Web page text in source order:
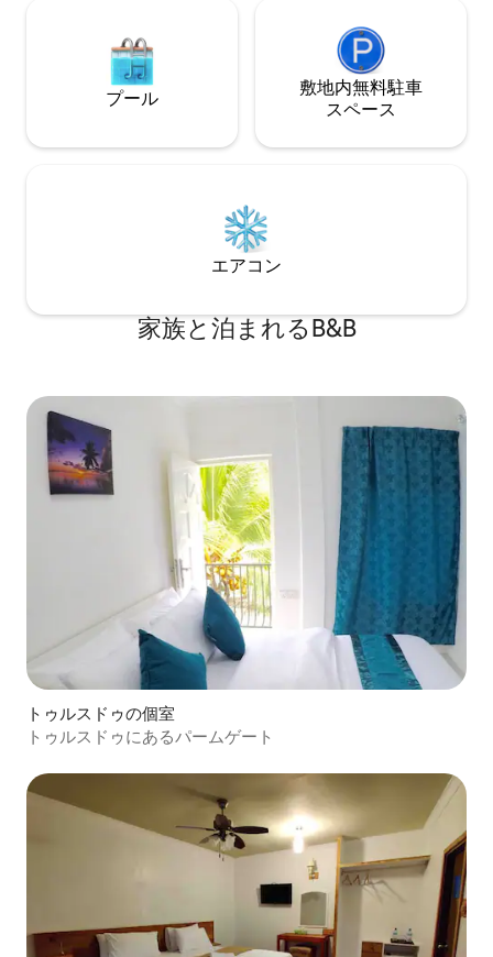
プール
敷地内無料駐⁠車
ス⁠ペ⁠ー⁠ス
エアコン
家族と泊まれるB&B
トゥルスドゥの個室
トゥルスドゥにあるパームゲート